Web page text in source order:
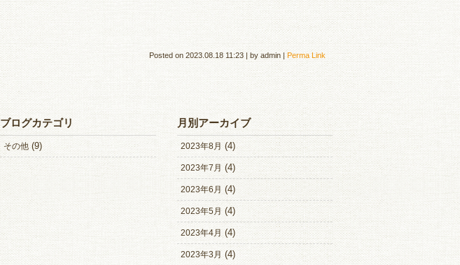
Posted on 2023.08.18 11:23 | by admin | Perma Link
ブログカテゴリ
その他(9)
月別アーカイブ
2023年8月 (4)
2023年7月(4)
2023年6月 (4)
2023年5月(4)
2023年4月 (4)
2023年3月(4)